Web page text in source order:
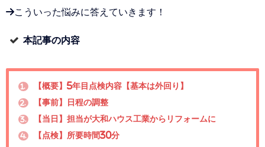
→こういった悩みに答えていきます！
本記事の内容
1. 【概要】5年目点検内容【基本は外回り】
2. 【事前】日程の調整
3. 【当日】担当が大和ハウス工業からリフォームに
4. 【点検】所要時間30分